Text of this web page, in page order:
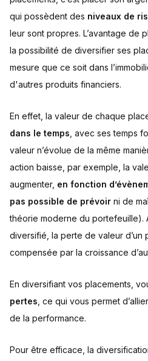
qui possèdent des niveaux de
leur sont propres. L’avantage de
la possibilité de diversifier ses
mesure que ce soit dans
d'autres produits financiers.
En effet, la valeur de chaque
dans le temps , avec ses temps
valeur n’évolue de la même
action baisse, par exemple, la
augmenter, en fonction
pas possible de prévoir ni de
théorie moderne du portefeuille).
diversifié, la perte de valeur d’un
compensée par la croissance
En diversifiant vos placements,
pertes , ce qui vous permet
de la performance.
Pour être efficace, la